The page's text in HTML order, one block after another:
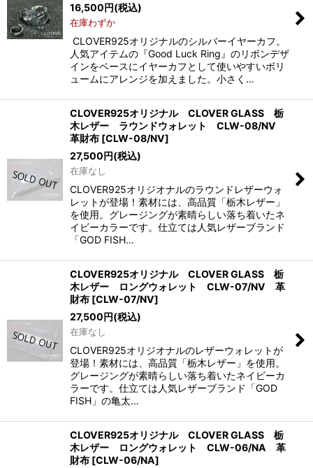
16,500円(税込)
在庫わずか
CLOVER925オリジナルのシルバーイヤーカフ。
人気アイテムの『Good Luck Ring』のリボンデザ
インをベースにイヤーカフとして使いやすいボリ
ュームにアレンジを加えました。小さく…
CLOVER925オリジナル CLOVER GLASS 栃
木レザー ラウンドウォレット CLW-08/NV
革財布 [CLW-08/NV]
27,500円(税込)
在庫なし
CLOVER925オリジオナルのラウンドレザーウォ
レットが登場！素材には、高品質「栃木レザー」
を使用。グレージングが素晴らしい落ち着いたネ
イビーカラーです。仕立ては人気レザーブランド
「GOD FISH…
CLOVER925オリジナル CLOVER GLASS 栃
木レザー ロングウォレット CLW-07/NV 革
財布 [CLW-07/NV]
27,500円(税込)
在庫なし
CLOVER925オリジオナルのレザーウォレットが
登場！素材には、高品質「栃木レザー」を使用。
グレージングが素晴らしい落ち着いたネイビーカ
ラーです。仕立ては人気レザーブランド「GOD
FISH」の亀太…
CLOVER925オリジナル CLOVER GLASS 栃
木レザー ロングウォレット CLW-06/NA 革
財布 [CLW-06/NA]